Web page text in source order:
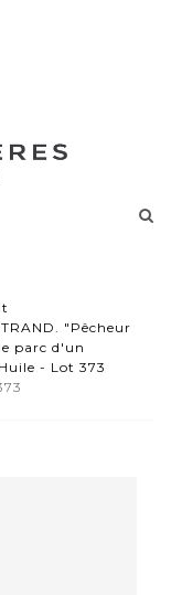
"Pêcheur
parc d'un
- Lot 373